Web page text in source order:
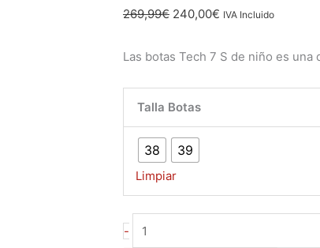
269,99€ 240,00€ IVA Incluido
Las botas Tech 7 S de niño es
Talla Botas
38 39
Limpiar
-
negra
amarilla